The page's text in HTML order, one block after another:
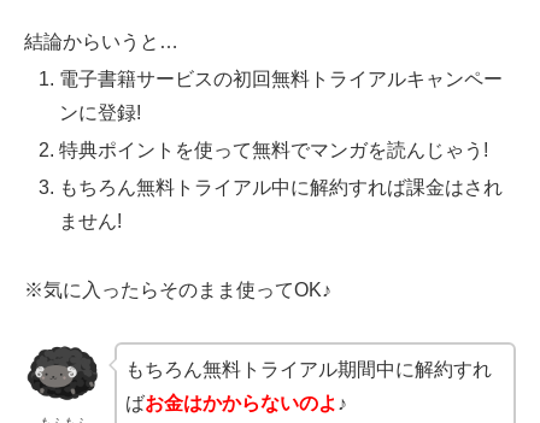
結論からいうと…
電子書籍サービスの初回無料トライアルキャンペー
ンに登録!
特典ポイントを使って無料でマンガを読んじゃう!
もちろん無料トライアル中に解約すれば課金はされ
ません!
※気に入ったらそのまま使ってOK♪
もちろん無料トライアル期間中に解約すれ
ばお金はかからないのよ ♪